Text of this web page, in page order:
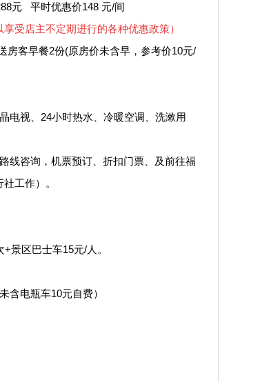
元 平时优惠价148 元/间
受店主不定期进行的各种优惠政策）
客早餐2份(原房价未含早，参考价10元/
视、24小时热水、冷暖空调、洗漱用
咨询，机票预订、折扣门票、及前往福
工作）。
区巴士车15元/人。
电瓶车10元自费）